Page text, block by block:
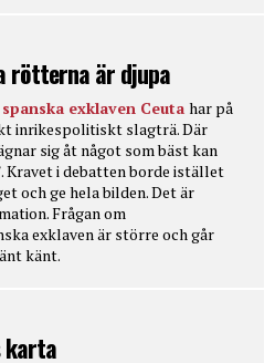
rötterna är djupa
exklaven Ceuta har på
inrikespolitiskt slagträ. Där
sig åt något som bäst kan
Kravet i debatten borde istället
och ge hela bilden. Det är
Frågan om
exklaven är större och går
känt.
karta